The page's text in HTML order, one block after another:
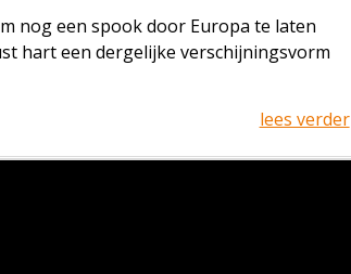
nog een spook door Europa te laten
hart een dergelijke verschijningsvorm
lees verder